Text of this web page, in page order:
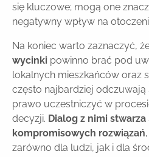
się kluczowe; mogą one
negatywny wpływ na
Na koniec warto zaznaczyć,
wycinki powinno brać pod
lokalnych mieszkańców oraz
często najbardziej odczuwają
prawo uczestniczyć w
decyzji. Dialog z nimi
kompromisowych rozwiązań
zarówno dla ludzi, jak i dla